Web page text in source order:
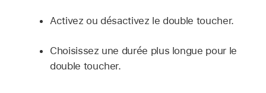
Activez ou désactivez le double toucher.
Choisissez une durée plus longue pour le
double toucher.